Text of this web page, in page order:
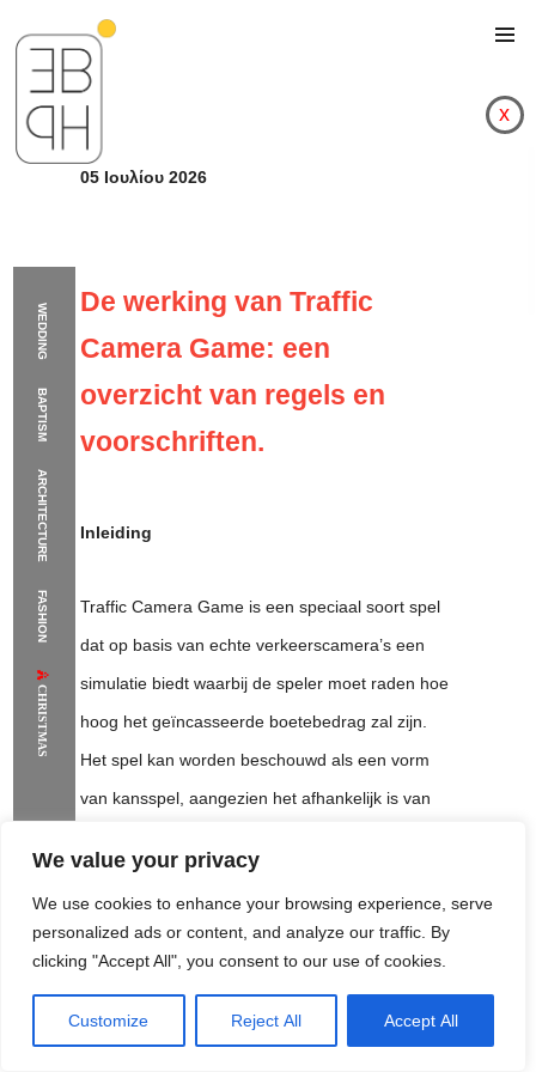
We value your privacy
We use cookies to enhance your browsing experience, serve
personalized ads or content, and analyze our traffic. By
clicking "Accept All", you consent to our use of cookies.
Customize Reject All Accept All
WEDDING
BAPTISM
ARCHITECTURE
FASHION
CHRISTMAS
Rome Project Santorini Project
Sounio Project 1
De werking van
Flawless Festival Style to Rio
x
05 Ιουλίου 2026
De werking van Traffic
Camera Game: een
overzicht van regels en
voorschriften.
Inleiding
Traffic Camera Game is een speciaal soort spel
dat op basis van echte verkeerscamera’s een
simulatie biedt waarbij de speler moet raden hoe
hoog het geïncasseerde boetebedrag zal zijn.
Het spel kan worden beschouwd als een vorm
van kansspel, aangezien het afhankelijk is van
Hoe werkt Traffic CameraTraffic Camera
Het spel werkt op basis van echte